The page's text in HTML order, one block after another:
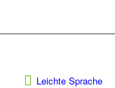
Leichte Sprache